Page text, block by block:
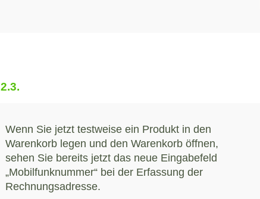
2.3.
Wenn Sie jetzt testweise ein Produkt in den
Warenkorb legen und den Warenkorb öffnen,
sehen Sie bereits jetzt das neue Eingabefeld
„Mobilfunknummer“ bei der Erfassung der
Rechnungsadresse.